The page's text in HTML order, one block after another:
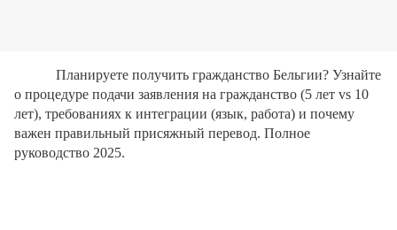
Планируете получить гражданство Бельгии? Узнайте
о процедуре подачи заявления на гражданство (5 лет vs 10
лет), требованиях к интеграции (язык, работа) и почему
важен правильный присяжный перевод. Полное
руководство 2025.